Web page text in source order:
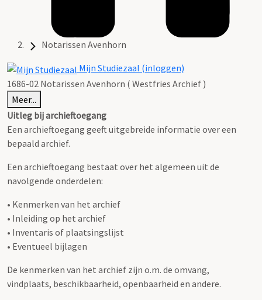
Notarissen Avenhorn
Mijn Studiezaal (inloggen)
1686-02 Notarissen Avenhorn ( Westfries Archief )
Meer...
Uitleg bij archieftoegang
Een archieftoegang geeft uitgebreide informatie over een
bepaald archief.
Een archieftoegang bestaat over het algemeen uit de
navolgende onderdelen:
• Kenmerken van het archief
• Inleiding op het archief
• Inventaris of plaatsingslijst
• Eventueel bijlagen
De kenmerken van het archief zijn o.m. de omvang,
vindplaats, beschikbaarheid, openbaarheid en andere.